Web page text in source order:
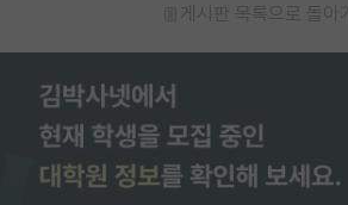
게시판 목록으로 돌아